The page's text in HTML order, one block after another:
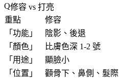
修容 vs 打亮
重點
修容
「 功能 」 陰影、後退
「 顏色 」 比膚色深 1-2 號
「 用途 」 顯臉小
「 位置 」 顴骨下、鼻側、髮際